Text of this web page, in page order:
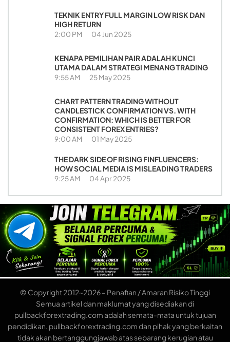
TEKNIK ENTRY FULL MARGIN LOW RISK DAN
HIGH RETURN
2:00 PM 04 Jun 2025
KENAPA PEMILIHAN PAIR ADALAH KUNCI
UTAMA DALAM STRATEGI MENANG TRADING
9:55 AM 25 May 2025
CHART PATTERN TRADING WITHOUT
CANDLESTICK CONFIRMATION VS. WITH
CONFIRMATION: WHICH IS BETTER FOR
CONSISTENT FOREX ENTRIES?
9:00 AM 01 May 2025
THE DARK SIDE OF RISING FINFLUENCERS:
HOW SOCIAL MEDIA IS MISLEADING TRADERS
9:25 AM 04 Apr 2025
© Copyright 2012~2026 – Penafian / Amaran Risiko Tinggi
Semua artikel dan maklumat yang disediakan di
pullbackforextrading.com adalah semata-mata untuk tujuan
pendidikan. pullbackforextrading.com dan pihak yang berkaitan
tidak akan bertanggungjawab atas sebarang kerugian atau